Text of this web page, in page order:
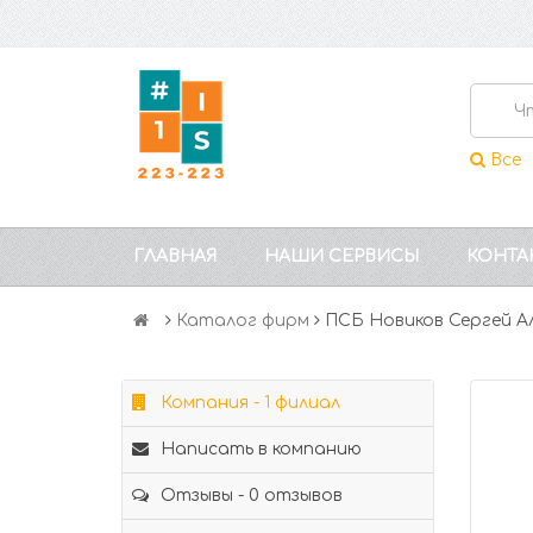
Все
ГЛАВНАЯ НАШИ СЕРВИСЫ
Каталог фирм ПСБ Новиков Сергей
Компания - 1 филиал
Написать в компанию
Отзывы - 0 отзывов